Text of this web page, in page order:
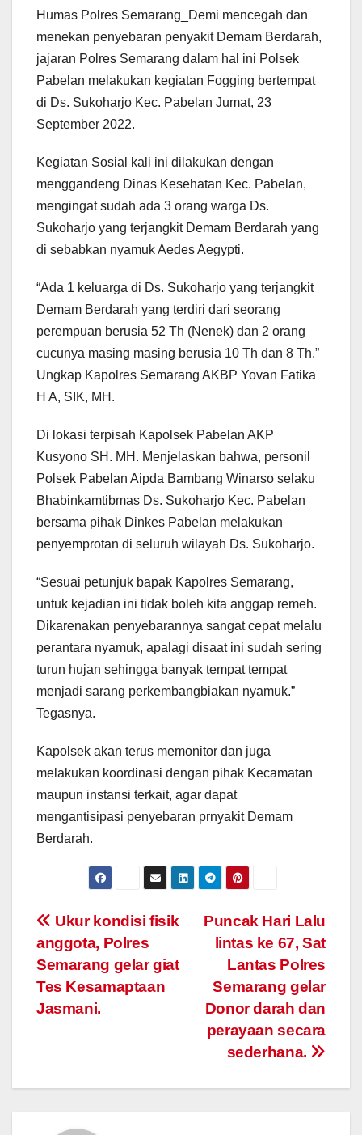
Humas Polres Semarang_Demi mencegah dan
menekan penyebaran penyakit Demam Berdarah,
jajaran Polres Semarang dalam hal ini Polsek
Pabelan melakukan kegiatan Fogging bertempat
di Ds. Sukoharjo Kec. Pabelan Jumat, 23
September 2022.
Kegiatan Sosial kali ini dilakukan dengan
menggandeng Dinas Kesehatan Kec. Pabelan,
mengingat sudah ada 3 orang warga Ds.
Sukoharjo yang terjangkit Demam Berdarah yang
di sebabkan nyamuk Aedes Aegypti.
“Ada 1 keluarga di Ds. Sukoharjo yang terjangkit
Demam Berdarah yang terdiri dari seorang
perempuan berusia 52 Th (Nenek) dan 2 orang
cucunya masing masing berusia 10 Th dan 8 Th.”
Ungkap Kapolres Semarang AKBP Yovan Fatika
H A, SIK, MH.
Di lokasi terpisah Kapolsek Pabelan AKP
Kusyono SH. MH. Menjelaskan bahwa, personil
Polsek Pabelan Aipda Bambang Winarso selaku
Bhabinkamtibmas Ds. Sukoharjo Kec. Pabelan
bersama pihak Dinkes Pabelan melakukan
penyemprotan di seluruh wilayah Ds. Sukoharjo.
“Sesuai petunjuk bapak Kapolres Semarang,
untuk kejadian ini tidak boleh kita anggap remeh.
Dikarenakan penyebarannya sangat cepat melalu
perantara nyamuk, apalagi disaat ini sudah sering
turun hujan sehingga banyak tempat tempat
menjadi sarang perkembangbiakan nyamuk.”
Tegasnya.
Kapolsek akan terus memonitor dan juga
melakukan koordinasi dengan pihak Kecamatan
maupun instansi terkait, agar dapat
mengantisipasi penyebaran prnyakit Demam
Berdarah.
Post
navigation
Puncak Hari Lalu
lintas ke 67, Sat
Lantas Polres
Semarang gelar
Donor darah dan
perayaan secara
sederhana.
Ukur kondisi fisik
anggota, Polres
Semarang gelar giat
Tes Kesamaptaan
Jasmani.